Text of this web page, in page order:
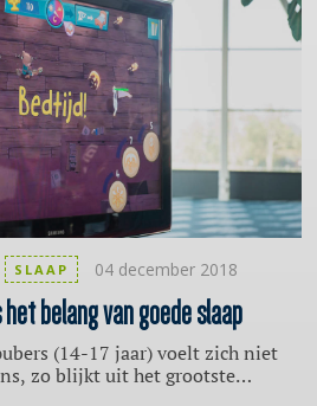
belang van goede slaap
(14-17 jaar) voelt zich niet
zo blijkt uit het grootste
SLAAP 04 december 2018